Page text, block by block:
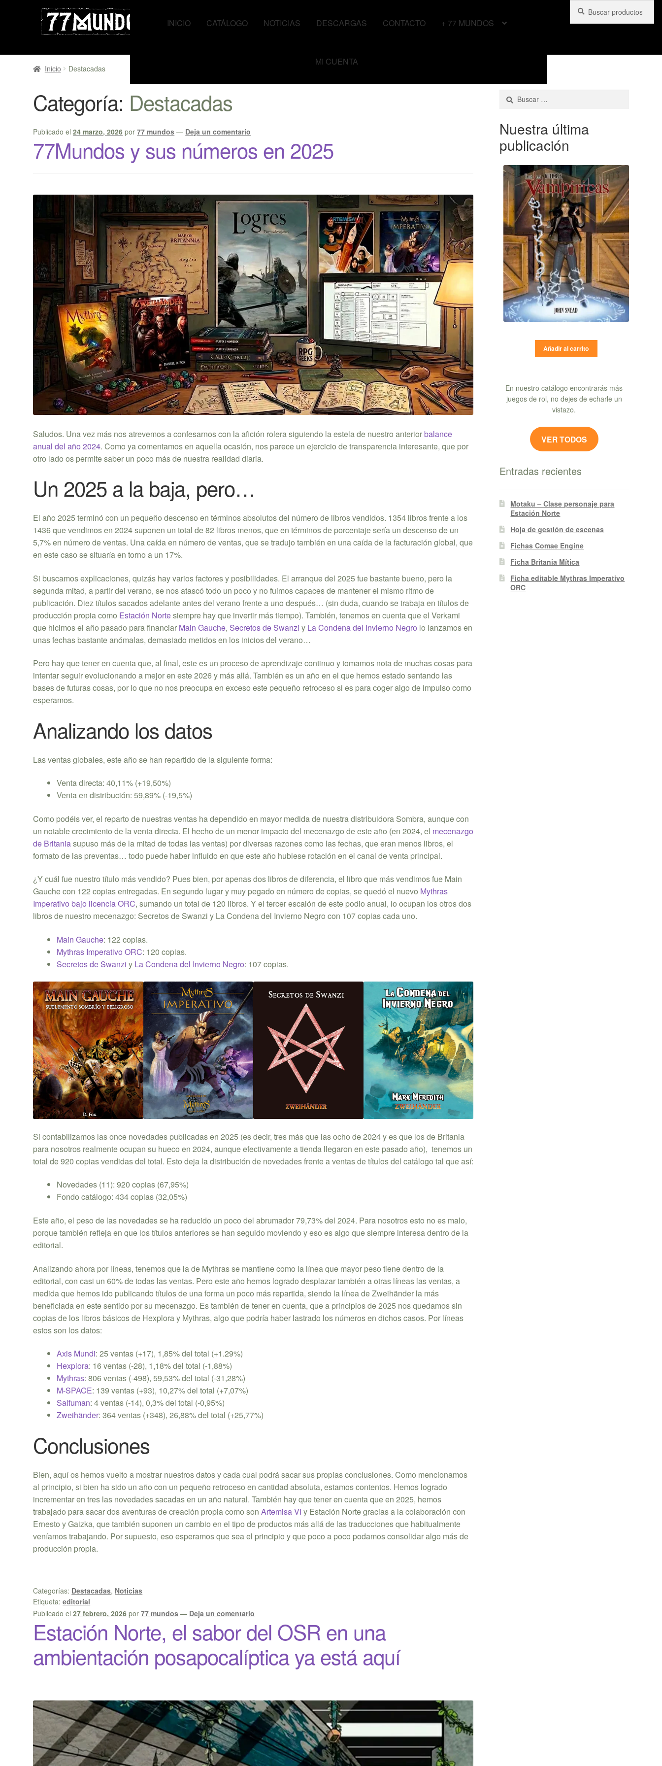
contenido
INICIO CATÁLOGO NOTICIAS DESCARGAS CONTACTO + 77 MUNDOS
MI CUENTA
por:
Inicio Destacadas
Categoría: Destacadas
Publicado el24 marzo, 2026 por77 mundos — Deja un comentario
77Mundos y sus números en 2025
Saludos. Una vez más nos atrevemos a confesarnos con la afición rolera siguiendo la estela de nuestro anteriorbalance
anual del año 2024. Como ya comentamos en aquella ocasión, nos parece un ejercicio de transparencia interesante, que por
otro lado os permite saber un poco más de nuestra realidad diaria.
Un 2025 a la baja, pero…
El año 2025 terminó con un pequeño descenso en términos absolutos del número de libros vendidos. 1354 libros frente a los
1436 que vendimos en 2024 suponen un total de 82 libros menos, que en términos de porcentaje sería un descenso de un
5,7% en número de ventas. Una caída en número de ventas, que se tradujo también en una caída de la facturación global, que
en este caso se situaría en torno a un 17%.
Si buscamos explicaciones, quizás hay varios factores y posibilidades. El arranque del 2025 fue bastante bueno, pero la
segunda mitad, a partir del verano, se nos atascó todo un poco y no fuimos capaces de mantener el mismo ritmo de
publicación. Diez títulos sacados adelante antes del verano frente a uno después… (sin duda, cuando se trabaja en títulos de
producción propia como Estación Nortesiempre hay que invertir más tiempo). También, tenemos en cuenta que el Verkami
que hicimos el año pasado para financiar Main Gauche, Secretos de Swanzi y La Condena del Invierno Negro lo lanzamos en
unas fechas bastante anómalas, demasiado metidos en los inicios del verano…
Pero hay que tener en cuenta que, al final, este es un proceso de aprendizaje continuo y tomamos nota de muchas cosas para
intentar seguir evolucionando a mejor en este 2026 y más allá. También es un año en el que hemos estado sentando las
bases de futuras cosas, por lo que no nos preocupa en exceso este pequeño retroceso si es para coger algo de impulso como
esperamos.
Analizando los datos
Las ventas globales, este año se han repartido de la siguiente forma:
Venta directa: 40,11% (+19,50%)
Venta en distribución: 59,89% (-19,5%)
Como podéis ver, el reparto de nuestras ventas ha dependido en mayor medida de nuestra distribuidora Sombra, aunque con
un notable crecimiento de la venta directa. El hecho de un menor impacto del mecenazgo de este año (en 2024, el mecenazgo
de Britaniasupuso más de la mitad de todas las ventas) por diversas razones como las fechas, que eran menos libros, el
formato de las preventas… todo puede haber influido en que este año hubiese rotación en el canal de venta principal.
¿Y cuál fue nuestro título más vendido? Pues bien, por apenas dos libros de diferencia, el libro que más vendimos fue Main
Gauche con 122 copias entregadas. En segundo lugar y muy pegado en número de copias, se quedó el nuevo Mythras
Imperativo bajo licencia ORC, sumando un total de 120 libros. Y el tercer escalón de este podio anual, lo ocupan los otros dos
libros de nuestro mecenazgo: Secretos de Swanzi y La Condena del Invierno Negro con 107 copias cada uno.
Main Gauche: 122 copias.
Mythras Imperativo ORC: 120 copias.
Secretos de Swanzi y La Condena del Invierno Negro: 107 copias.
Si contabilizamos las once novedades publicadas en 2025 (es decir, tres más que las ocho de 2024 y es que los de Britania
para nosotros realmente ocupan su hueco en 2024, aunque efectivamente a tienda llegaron en este pasado año), tenemos un
total de 920 copias vendidas del total. Esto deja la distribución de novedades frente a ventas de títulos del catálogo tal que así:
Novedades (11): 920 copias (67,95%)
Fondo catálogo: 434 copias (32,05%)
Este año, el peso de las novedades se ha reducido un poco del abrumador 79,73% del 2024. Para nosotros esto no es malo,
porque también refleja en que los títulos anteriores se han seguido moviendo y eso es algo que siempre interesa dentro de la
editorial.
Analizando ahora por líneas, tenemos que la de Mythras se mantiene como la línea que mayor peso tiene dentro de la
editorial, con casi un 60% de todas las ventas. Pero este año hemos logrado desplazar también a otras líneas las ventas, a
medida que hemos ido publicando títulos de una forma un poco más repartida, siendo la línea de Zweihänder la más
beneficiada en este sentido por su mecenazgo. Es también de tener en cuenta, que a principios de 2025 nos quedamos sin
copias de los libros básicos de Hexplora y Mythras, algo que podría haber lastrado los números en dichos casos. Por líneas
estos son los datos:
Axis Mundi: 25 ventas (+17), 1,85% del total (+1.29%)
Hexplora: 16 ventas (-28), 1,18% del total (-1,88%)
Mythras: 806 ventas (-498), 59,53% del total (-31,28%)
M-SPACE: 139 ventas (+93), 10,27% del total (+7,07%)
Salfuman: 4 ventas (-14), 0,3% del total (-0,95%)
Zweihänder: 364 ventas (+348), 26,88% del total (+25,77%)
Conclusiones
Bien, aquí os hemos vuelto a mostrar nuestros datos y cada cual podrá sacar sus propias conclusiones. Como mencionamos
al principio, si bien ha sido un año con un pequeño retroceso en cantidad absoluta, estamos contentos. Hemos logrado
incrementar en tres las novedades sacadas en un año natural. También hay que tener en cuenta que en 2025, hemos
trabajado para sacar dos aventuras de creación propia como sonArtemisa VI y Estación Norte gracias a la colaboración con
Ernesto y Gaizka, que también suponen un cambio en el tipo de productos más allá de las traducciones que habitualmente
veníamos trabajando. Por supuesto, eso esperamos que sea el principio y que poco a poco podamos consolidar algo más de
producción propia.
Categorías: Destacadas, Noticias
Etiqueta:editorial
Publicado el27 febrero, 2026 por77 mundos — Deja un comentario
Estación Norte, el sabor del OSR en una
ambientación posapocalíptica ya está aquí
Buscar:
Nuestra última
publicación
Añadir al carrito
En nuestro catálogo encontrarás más
juegos de rol, no dejes de echarle un
vistazo.
VER TODOS
Entradas recientes
Motaku – Clase personaje para
Estación Norte
Hoja de gestión de escenas
Fichas Comae Engine
Ficha Britania Mítica
Ficha editable Mythras Imperativo
ORC